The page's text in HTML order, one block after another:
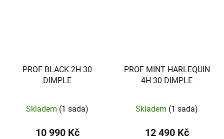
PROF BLACK 2H 30
DIMPLE
Skladem (1 sada)
10 990 Kč
PROF MINT HARLEQUIN
4H 30 DIMPLE
Skladem (1 sada)
12 490 Kč